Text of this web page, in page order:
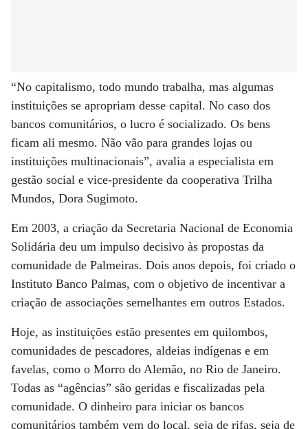
“No capitalismo, todo mundo trabalha, mas algumas
instituições se apropriam desse capital. No caso dos
bancos comunitários, o lucro é socializado. Os bens
ficam ali mesmo. Não vão para grandes lojas ou
instituições multinacionais”, avalia a especialista em
gestão social e vice-presidente da cooperativa Trilha
Mundos, Dora Sugimoto.
Em 2003, a criação da Secretaria Nacional de Economia
Solidária deu um impulso decisivo às propostas da
comunidade de Palmeiras. Dois anos depois, foi criado o
Instituto Banco Palmas, com o objetivo de incentivar a
criação de associações semelhantes em outros Estados.
Hoje, as instituições estão presentes em quilombos,
comunidades de pescadores, aldeias indígenas e em
favelas, como o Morro do Alemão, no Rio de Janeiro.
Todas as “agências” são geridas e fiscalizadas pela
comunidade. O dinheiro para iniciar os bancos
comunitários também vem do local, seja de rifas, seja de